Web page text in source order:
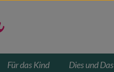
Für das Kind Dies und Das